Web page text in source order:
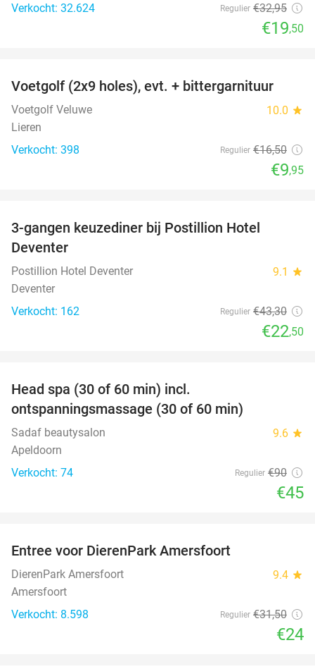
Verkocht: 32.624
Regulier €32,95
€19,50
40%
Voetgolf (2x9 holes), evt. + bittergarnituur
Voetgolf Veluwe 10.0 star
Lieren
Verkocht: 398
Regulier €16,50
€9,95
3-gangen keuzediner bij Postillion Hotel
Deventer
Postillion Hotel Deventer 9.1 star
Deventer
Verkocht: 162
Regulier €43,30
€22,50
Head spa (30 of 60 min) incl.
ontspanningsmassage (30 of 60 min)
Sadaf beautysalon 9.6 star
Apeldoorn
Verkocht: 74
Regulier €90
€45
Entree voor DierenPark Amersfoort
DierenPark Amersfoort 9.4 star
Amersfoort
Verkocht: 8.598
Regulier €31,50
€24